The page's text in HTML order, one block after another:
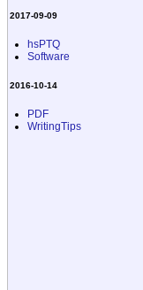
2017-09-09
hsPTQ
Software
2016-10-14
PDF
WritingTips